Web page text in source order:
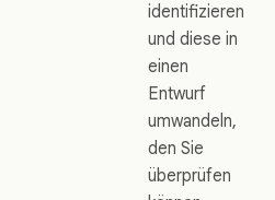
identifizieren
und diese in
einen
Entwurf
umwandeln,
den Sie
überprüfen